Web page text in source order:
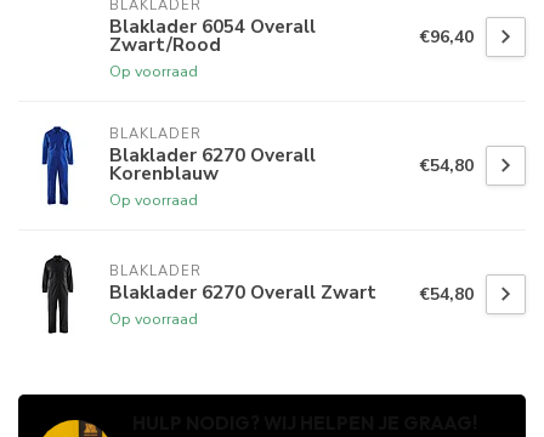
BLAKLADER
Blaklader 6054 Overall
Zwart/Rood
Op voorraad
€96,40
BLAKLADER
Blaklader 6270 Overall
Korenblauw
Op voorraad
€54,80
BLAKLADER
Blaklader 6270 Overall Zwart
Op voorraad
€54,80